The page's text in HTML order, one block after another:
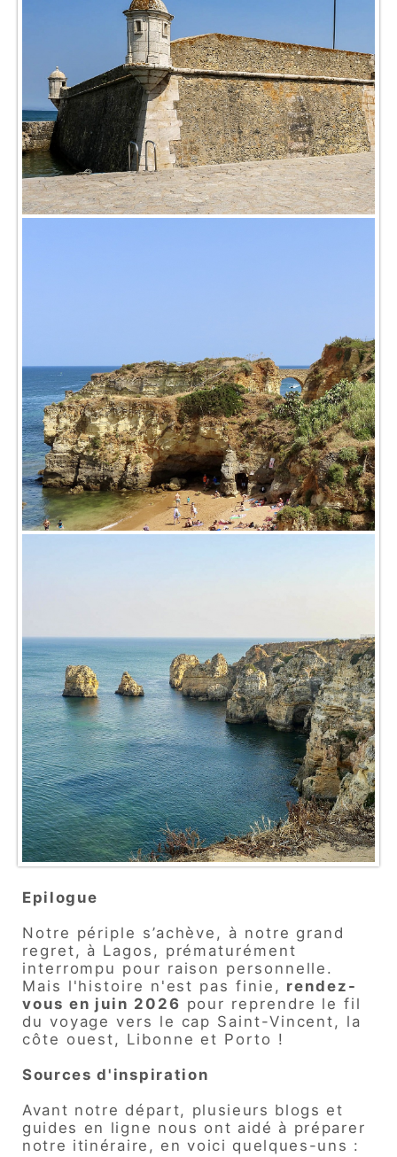
Epilogue
Notre périple s’achève, à notre grand
regret, à Lagos, prématurément
interrompu pour raison personnelle.
Mais l'histoire n'est pas finie, rendez-
vous en juin 2026 pour reprendre le fil
du voyage vers le cap Saint-Vincent, la
côte ouest, Libonne et Porto !
Sources d'inspiration
Avant notre départ, plusieurs blogs et
guides en ligne nous ont aidé à préparer
notre itinéraire, en voici quelques-uns :